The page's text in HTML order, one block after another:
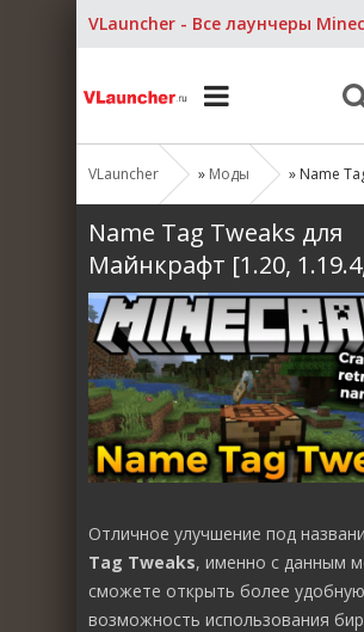
VLauncher - Все лаунчеры
VLauncher » Моды » Name Tag Tweaks для
Name Tag Tweaks для
Майнкрафт [1.20,
Отличное улучшение под
Tag Tweaks, именно с данным
сможете открыть более удобную
возможность использования